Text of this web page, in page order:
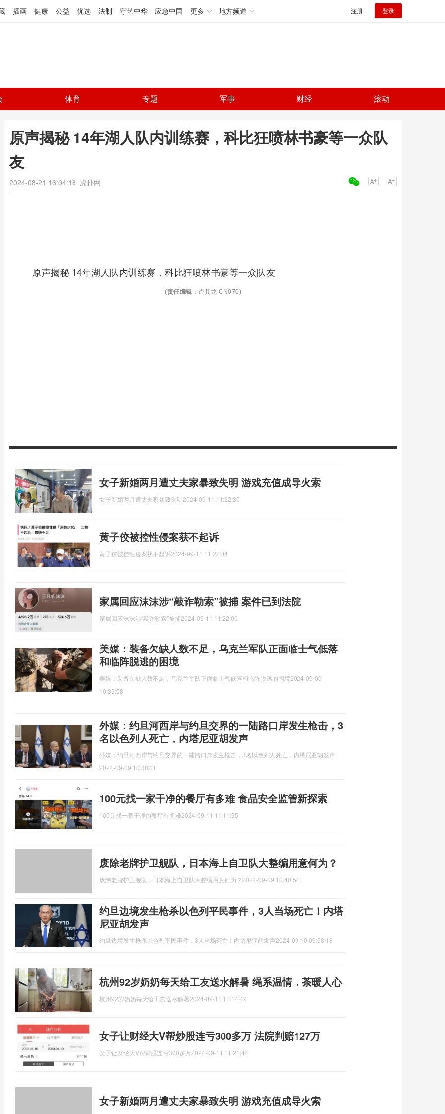
插画 健康 公益 优选 法制 守艺中华 应急中国 更多 地方频道 注册 登录
体育 专题 军事 财经 滚动
原声揭秘 14年湖人队内训练赛，科比狂喷林书豪等一众队
友
2024-08-21 16:04:18 虎扑网
原声揭秘 14年湖人队内训练赛，科比狂喷林书豪等一众队友
(责任编辑 ：卢其龙 CN070)
女子新婚两月遭丈夫家暴致失明 游戏充值成导火索
女子新婚两月遭丈夫家暴致失明2024-09-11 11:22:30
黄子佼被控性侵案获不起诉
黄子佼被控性侵案获不起诉2024-09-11 11:22:04
家属回应沫沫涉“敲诈勒索”被捕 案件已到法院
家属回应沫沫涉“敲诈勒索”被捕2024-09-11 11:22:00
美媒：装备欠缺人数不足，乌克兰军队正面临士气低落
和临阵脱逃的困境
美媒：装备欠缺人数不足，乌克兰军队正面临士气低落和临阵脱逃的困境2024-09-09
10:35:08
外媒：约旦河西岸与约旦交界的一陆路口岸发生枪击，3
名以色列人死亡，内塔尼亚胡发声
外媒：约旦河西岸与约旦交界的一陆路口岸发生枪击，3名以色列人死亡，内塔尼亚胡发声
2024-09-09 10:38:01
100元找一家干净的餐厅有多难 食品安全监管新探索
100元找一家干净的餐厅有多难2024-09-11 11:11:55
废除老牌护卫舰队，日本海上自卫队大整编用意何为？
废除老牌护卫舰队，日本海上自卫队大整编用意何为？ 2024-09-09 10:40:54
约旦边境发生枪杀以色列平民事件，3人当场死亡！内塔
尼亚胡发声
约旦边境发生枪杀以色列平民事件，3人当场死亡！内塔尼亚胡发声2024-09-10 09:58:18
杭州92岁奶奶每天给工友送水解暑 绳系温情，茶暖人心
杭州92岁奶奶每天给工友送水解暑2024-09-11 11:14:49
女子让财经大V帮炒股连亏300多万 法院判赔127万
女子让财经大V帮炒股连亏300多万2024-09-11 11:21:44
女子新婚两月遭丈夫家暴致失明 游戏充值成导火索